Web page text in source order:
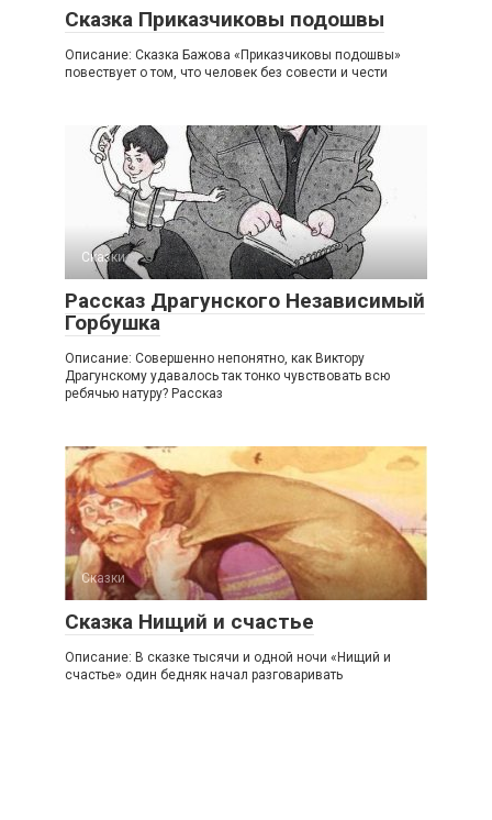
Сказка Приказчиковы подошвы
Описание: Сказка Бажова «Приказчиковы подошвы»
повествует о том, что человек без совести и чести
Сказки
Рассказ Драгунского Независимый
Горбушка
Описание: Совершенно непонятно, как Виктору
Драгунскому удавалось так тонко чувствовать всю
ребячью натуру? Рассказ
Сказки
Сказка Нищий и счастье
Описание: В сказке тысячи и одной ночи «Нищий и
счастье» один бедняк начал разговаривать